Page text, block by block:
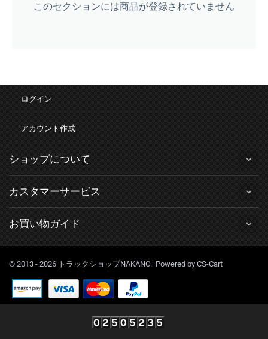
このセクションには商品が登録されていません
ログイン
アカウント作成
ショップについて
カスタマーサービス
お買い物ガイド
© 2013 - 2026 トラックショップNAKANO. Powered by CS-Cart